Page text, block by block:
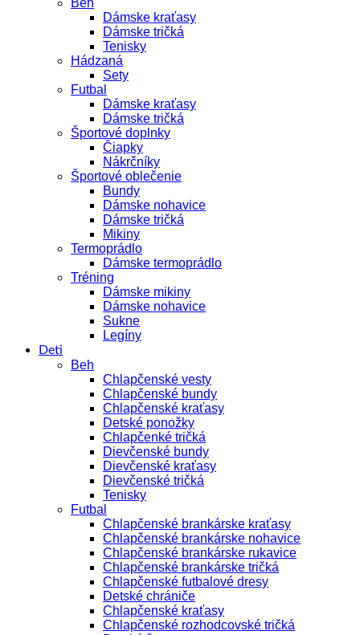
Beh
Dámske kraťasy
Dámske tričká
Tenisky
Hádzaná
Sety
Futbal
Dámske kraťasy
Dámske tričká
Športové doplnky
Čiapky
Nákrčníky
Športové oblečenie
Bundy
Dámske nohavice
Dámske tričká
Mikiny
Termoprádlo
Dámske termoprádlo
Tréning
Dámske mikiny
Dámske nohavice
Sukne
Legíny
Deti
Beh
Chlapčenské vesty
Chlapčenské bundy
Chlapčenské kraťasy
Detské ponožky
Chlapčenké tričká
Dievčenské bundy
Dievčenské kraťasy
Dievčenské tričká
Tenisky
Futbal
Chlapčenské brankárske kraťasy
Chlapčenské brankárske nohavice
Chlapčenské brankárske rukavice
Chlapčenské brankárske tričká
Chlapčenské futbalové dresy
Detské chrániče
Chlapčenské kraťasy
Chlapčenské rozhodcovské tričká